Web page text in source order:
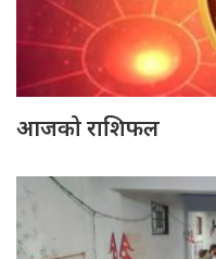
आजको राशिफल